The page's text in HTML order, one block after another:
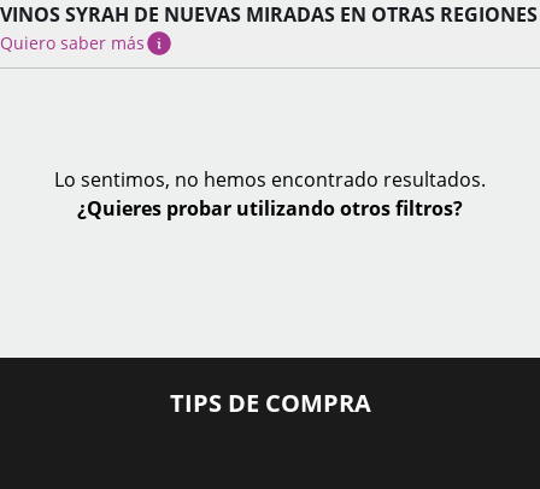
VINOS SYRAH DE NUEVAS MIRADAS EN OTRAS REGIONES
Quiero saber más
Lo sentimos, no hemos encontrado resultados.
¿Quieres probar utilizando otros filtros?
TIPS DE COMPRA